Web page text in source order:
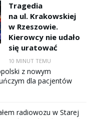
Tragedia
na ul. Krakowskiej
w Rzeszowie.
Kierowcy nie udało
się uratować
10 MINUT TEMU
z nowym
dla pacjentów
radiowozu w Starej